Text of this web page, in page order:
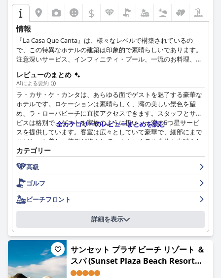
$
情報
『La Casa Que Canta』は、様々なレベルで構築されているの
で、この特異なホテルの建築は印象的で素晴らしいであります。
注意深いサービス、インフィニティ・プール、一流のお料理、爽
レビューのまとめ
AIによる要約
ラ・カサ・ケ・カンタは、あらゆる面でゲストを魅了する豪華な
ホテルです。ロケーションは素晴らしく、湾の美しい景色を望
め、ラ・ローパビーチに直接アクセスできます。スタッフとサー
ビスは格別で、ゲストを家族のように扱い、一流の5つ星サービ
スを提供しています。客室は広々としていて豪華で、細部にまで
こだわった美しい装飾が施されています。ホテル全体も素晴らし
く、湾の息をのむような景色を誇る2つのプールエリアがありま
す。雰囲気は美しく、絵のように美しく、穏やかで素敵で、休暇
を素晴らしく平和なものにします。全体として、ラ・カサ・ケ・
カンタは、卓越した料理、息をのむような景色、そして豪華な体
験を求める人にとって、完璧な滞在先です。
全カテゴリーのレビューまとめを読む
カテゴリー
高級
ゴルフ
ビーチフロント
詳細を表示
サンセット プラザ ビーチ リゾート ＆
スパ (Sunset Plaza Beach Resort
Puerto Vallarta All Inclusive)